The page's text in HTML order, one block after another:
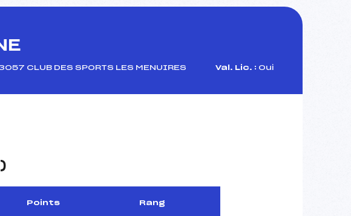
CLUB DES SPORTS LES MENUIRES Val. Lic. : Oui
Points Rang